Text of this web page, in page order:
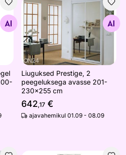
ja 1 melamiin uks avasse
Liuguksed Prestige, 2
Otsi sarnaseid
Liuguksed Prestige, 2
peegeluksega avasse 201-
230x255 cm
642,17 €
ajavahemikul 01.09 - 08.09